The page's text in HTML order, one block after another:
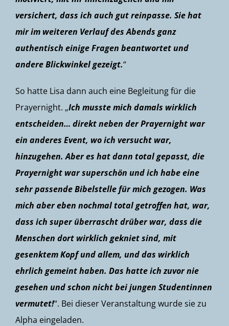
versichert, dass ich auch gut reinpasse. Sie hat
mir im weiteren Verlauf des Abends ganz
authentisch einige Fragen beantwortet und
andere Blickwinkel gezeigt.“
So hatte Lisa dann auch eine Begleitung für die
Prayernight. „Ich musste mich damals wirklich
entscheiden… direkt neben der Prayernight war
ein anderes Event, wo ich versucht war,
hinzugehen. Aber es hat dann total gepasst, die
Prayernight war superschön und ich habe eine
sehr passende Bibelstelle für mich gezogen. Was
mich aber eben nochmal total getroffen hat, war,
dass ich super überrascht drüber war, dass die
Menschen dort wirklich gekniet sind, mit
gesenktem Kopf und allem, und das wirklich
ehrlich gemeint haben. Das hatte ich zuvor nie
gesehen und schon nicht bei jungen Studentinnen
vermutet!“. Bei dieser Veranstaltung wurde sie zu
Alpha eingeladen.